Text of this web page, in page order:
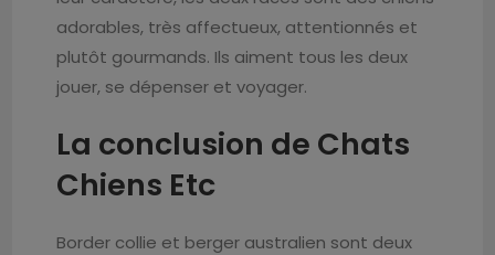
adorables, très affectueux, attentionnés et
plutôt gourmands. Ils aiment tous les deux
jouer, se dépenser et voyager.
La conclusion de Chats
Chiens Etc
Border collie et berger australien sont deux